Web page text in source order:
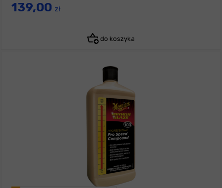
139,00 zł
do koszyka